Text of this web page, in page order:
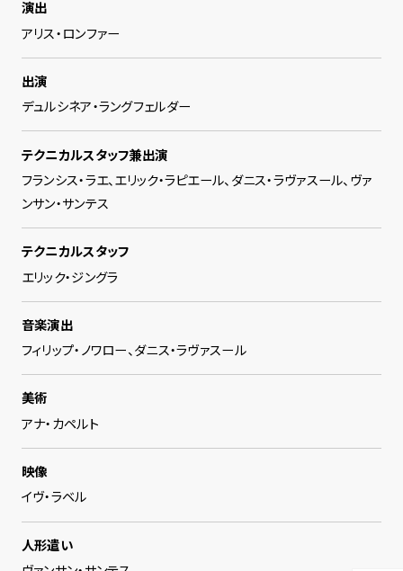
演出
アリス・ロンファー
出演
デュルシネア・ラングフェルダー
テクニカルスタッフ兼出演
フランシス・ラエ、エリック・ラピエール、ダニス・ラヴァスール、ヴァ
ンサン・サンテス
テクニカルスタッフ
エリック・ジングラ
音楽演出
フィリップ・ノワロー、ダニス・ラヴァスール
美術
アナ・カペルト
映像
イヴ・ラベル
人形遣い